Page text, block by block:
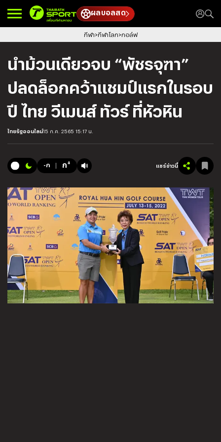
ผลบอลสด
กีฬา กีฬาโลก กอล์ฟ
นำม้วนเดียวจบ “พัชรจุฑา”
ปลดล็อกคว้าแชมป์แรกในรอบ
ปี ไทย วีเมนส์ ทัวร์ ที่หัวหิน
ไทยรัฐออนไลน์15 ก.ค. 2565 15:17 น.
-ก ก+ แชร์ข่าวนี้